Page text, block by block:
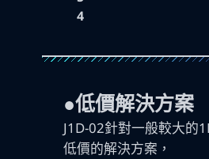
4
●低價解決方案
J1D-02針對一般較大的
低價的解決方案，